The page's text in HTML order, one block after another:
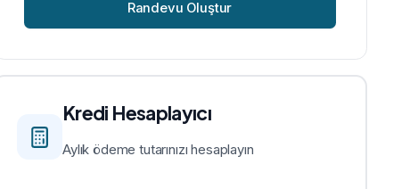
Randevu Oluştur
Kredi Hesaplayıcı
Aylık ödeme tutarınızı hesaplayın